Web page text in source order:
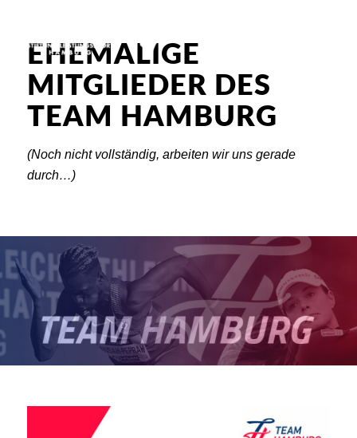
EHEMALIGE
MITGLIEDER DES
TEAM HAMBURG
(Noch nicht vollständig, arbeiten wir uns gerade
durch…)